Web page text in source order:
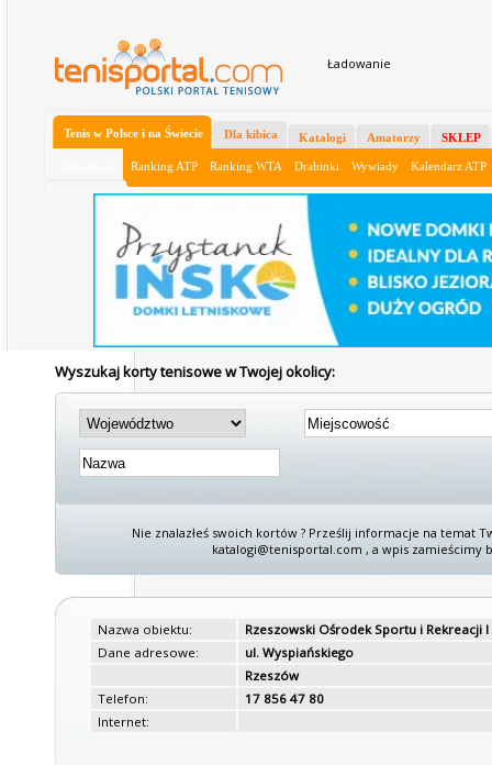
Ładowanie
Tenis w Polsce i na Świecie
Ranking ATP Ranking WTA Drabinki Wywiady Kalendarz ATP
Dla kibica Katalogi Amatorzy SKLEP
Wyszukaj korty tenisowe w Twojej okolicy:
Nie znalazłeś swoich kortów ? Prześlij informacje na temat
katalogi@tenisportal.com , a wpis zamieścimy
Nazwa obiektu:
Rzeszowski Ośrodek Sportu i Rekreacji I
Dane adresowe:
ul. Wyspiańskiego
Rzeszów
Telefon:
17 856 47 80
Internet: